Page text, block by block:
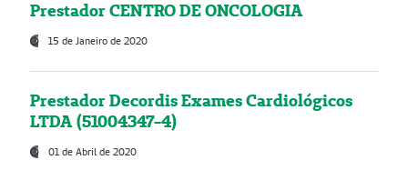
Prestador CENTRO DE ONCOLOGIA
15 de Janeiro de 2020
Prestador Decordis Exames Cardiológicos
LTDA (51004347-4)
01 de Abril de 2020